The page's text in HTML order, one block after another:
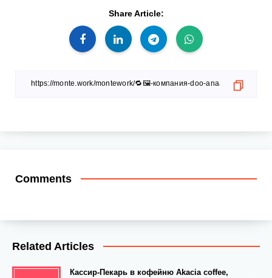
Share Article:
Comments
Related Articles
Кассир-Пекарь в кофейню Akacia coffee,